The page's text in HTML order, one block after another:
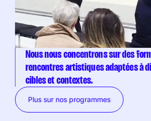
Nous nous concentrons sur des
rencontres artistiques adaptées à
cibles et contextes.
Plus sur nos programmes